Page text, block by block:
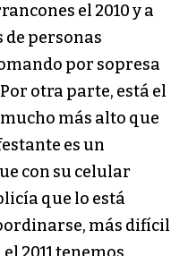
el 2010 y a
de personas
por sopresa
otra parte, está el
más alto que
es un
con su celular
que lo está
más difícil